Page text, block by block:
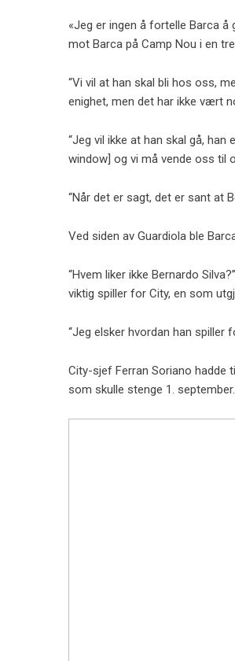
«Jeg er ingen å fortelle Barca å
mot Barca på Camp Nou i en
“Vi vil at han skal bli hos oss,
enighet, men det har ikke vært
“Jeg vil ikke at han skal gå,
window] og vi må vende oss til
“Når det er sagt, det er sant at
Ved siden av Guardiola ble
“Hvem liker ikke Bernardo
viktig spiller for City, en som
“Jeg elsker hvordan han spiller
City-sjef Ferran Soriano hadde
som skulle stenge 1. september.